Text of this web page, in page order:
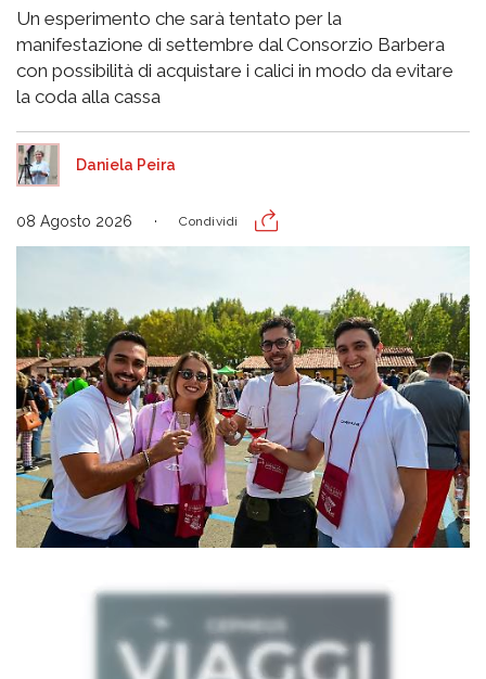
Un esperimento che sarà tentato per la
manifestazione di settembre dal Consorzio Barbera
con possibilità di acquistare i calici in modo da evitare
la coda alla cassa
Daniela Peira
08 Agosto 2026 Condividi